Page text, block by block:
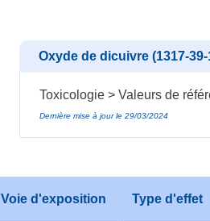
Oxyde de dicuivre (1317-39-
Toxicologie > Valeurs de
Dernière mise à jour le 29/03/2024
Voie d'exposition Type d'effet